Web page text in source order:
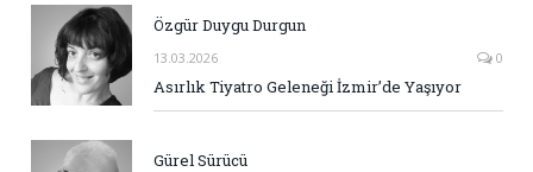
Özgür Duygu Durgun
13.03.2026 0
Asırlık Tiyatro Geleneği İzmir’de Yaşıyor
Gürel Sürücü